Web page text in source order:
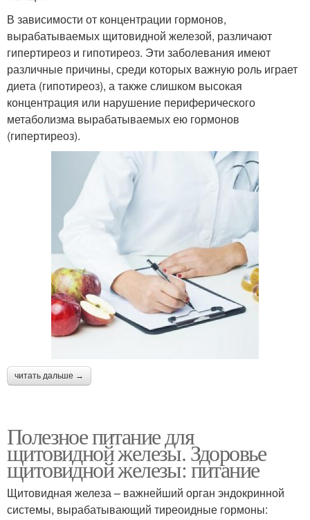
В зависимости от концентрации гормонов,
вырабатываемых щитовидной железой, различают
гипертиреоз и гипотиреоз. Эти заболевания имеют
различные причины, среди которых важную роль играет
диета (гипотиреоз), а также слишком высокая
концентрация или нарушение периферического
метаболизма вырабатываемых ею гормонов
(гипертиреоз).
читать дальше →
Полезное питание для
щитовидной железы. Здоровье
щитовидной железы: питание
Щитовидная железа – важнейший орган эндокринной
системы, вырабатывающий тиреоидные гормоны: